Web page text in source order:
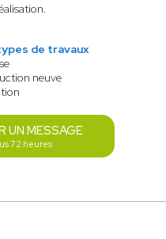
de travaux
neuve
UN MESSAGE
72 heures